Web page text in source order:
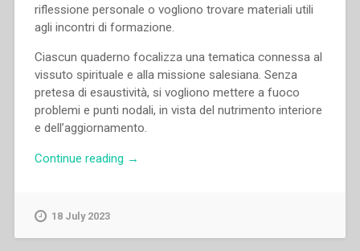
riflessione personale o vogliono trovare materiali utili
agli incontri di formazione.
Ciascun quaderno focalizza una tematica connessa al
vissuto spirituale e alla missione salesiana. Senza
pretesa di esaustività, si vogliono mettere a fuoco
problemi e punti nodali, in vista del nutrimento interiore
e dell’aggiornamento.
Continue reading “Cosimo
→
18 July 2023